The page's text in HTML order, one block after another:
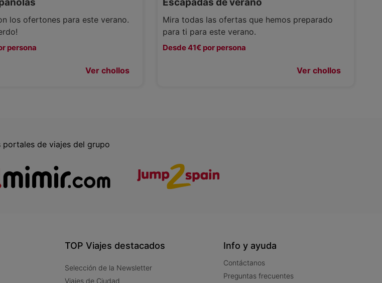
los ofertones para este verano.
persona
Ver chollos
Mira todas las ofertas que hemos preparado
para ti para este verano.
Desde 41€ por persona
Ver chollos
portales de viajes del grupo
TOP Viajes destacados
Selección de la Newsletter
Viajes de Ciudad
Info y ayuda
Contáctanos
Preguntas frecuentes